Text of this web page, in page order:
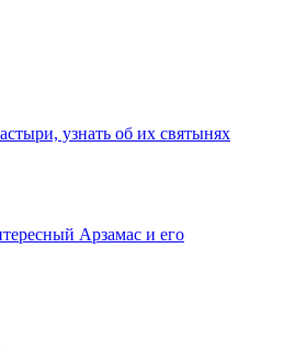
узнать об их святынях